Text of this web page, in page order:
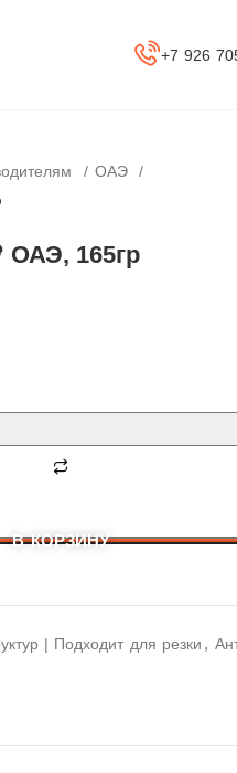
+7 926
ОАЭ
ОАЭ, 165гр
В КОРЗИНУ
| Подходит для резки ,